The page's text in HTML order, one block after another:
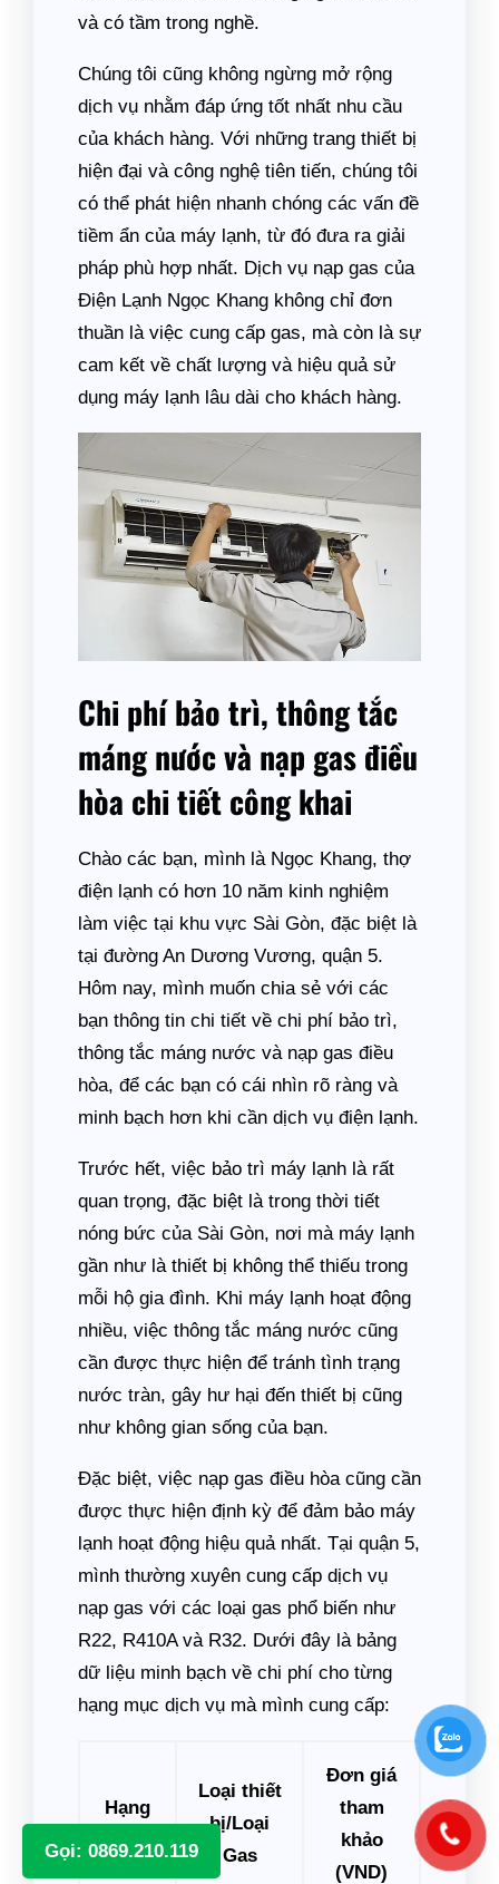
Gọi: 0869.210.119
và có tầm trong nghề.
Chúng tôi cũng không ngừng mở rộng
dịch vụ nhằm đáp ứng tốt nhất nhu cầu
của khách hàng. Với những trang thiết bị
hiện đại và công nghệ tiên tiến, chúng tôi
có thể phát hiện nhanh chóng các vấn đề
tiềm ẩn của máy lạnh, từ đó đưa ra giải
pháp phù hợp nhất. Dịch vụ nạp gas của
Điện Lạnh Ngọc Khang không chỉ đơn
thuần là việc cung cấp gas, mà còn là sự
cam kết về chất lượng và hiệu quả sử
dụng máy lạnh lâu dài cho khách hàng.
Chi phí bảo trì, thông tắc
máng nước và nạp gas điều
hòa chi tiết công khai
Chào các bạn, mình là Ngọc Khang, thợ
điện lạnh có hơn 10 năm kinh nghiệm
làm việc tại khu vực Sài Gòn, đặc biệt là
tại đường An Dương Vương, quận 5.
Hôm nay, mình muốn chia sẻ với các
bạn thông tin chi tiết về chi phí bảo trì,
thông tắc máng nước và nạp gas điều
hòa, để các bạn có cái nhìn rõ ràng và
minh bạch hơn khi cần dịch vụ điện lạnh.
Trước hết, việc bảo trì máy lạnh là rất
quan trọng, đặc biệt là trong thời tiết
nóng bức của Sài Gòn, nơi mà máy lạnh
gần như là thiết bị không thể thiếu trong
mỗi hộ gia đình. Khi máy lạnh hoạt động
nhiều, việc thông tắc máng nước cũng
cần được thực hiện để tránh tình trạng
nước tràn, gây hư hại đến thiết bị cũng
như không gian sống của bạn.
Đặc biệt, việc nạp gas điều hòa cũng cần
được thực hiện định kỳ để đảm bảo máy
lạnh hoạt động hiệu quả nhất. Tại quận 5,
mình thường xuyên cung cấp dịch vụ
nạp gas với các loại gas phổ biến như
R22, R410A và R32. Dưới đây là bảng
dữ liệu minh bạch về chi phí cho từng
hạng mục dịch vụ mà mình cung cấp:
Hạng
mục
Loại thiết
bị/Loại
Gas
Đơn giá
tham
khảo
(VND)